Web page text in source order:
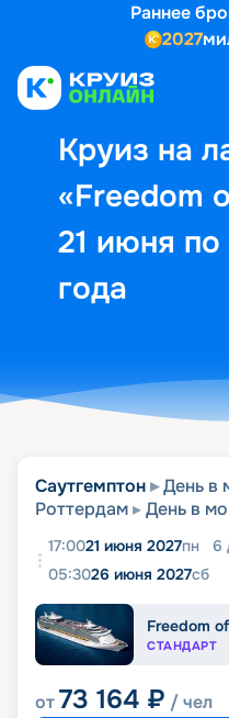
Раннее
2027
Круиз на
«Freedom
21 июня
года
Саутгемптон День в
Роттердам
День в
17:0021 июня 2027пн 6
05:3026 июня 2027сб
Freedom
СТАНДАРТ
от73 164 ₽ / чел